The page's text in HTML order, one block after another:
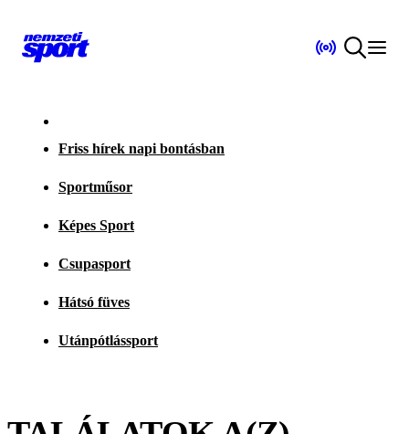
Friss hírek napi bontásban
Sportműsor
Képes Sport
Csupasport
Hátsó füves
Utánpótlássport